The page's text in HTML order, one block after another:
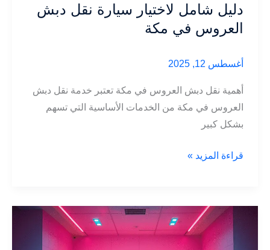
دليل شامل لاختيار سيارة نقل دبش
العروس في مكة
أغسطس 12, 2025
أهمية نقل دبش العروس في مكة تعتبر خدمة نقل دبش
العروس في مكة من الخدمات الأساسية التي تسهم
بشكل كبير
دليل
سيارة
نقل
دبش
قراءة المزيد »